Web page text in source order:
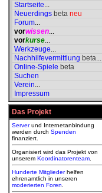
Startseite...
Neuerdings beta neu
Forum...
vorwissen...
vorkurse...
Werkzeuge...
Nachhilfevermittlung beta...
Online-Spiele beta
Suchen
Verein...
Impressum
Das Projekt
Serverund Internetanbindung
werden durch Spenden
finanziert.
Organisiert wird das Projekt von
unserem Koordinatorenteam
Hunderte Mitgliederhelfen
ehrenamtlich in unseren
moderierten Foren